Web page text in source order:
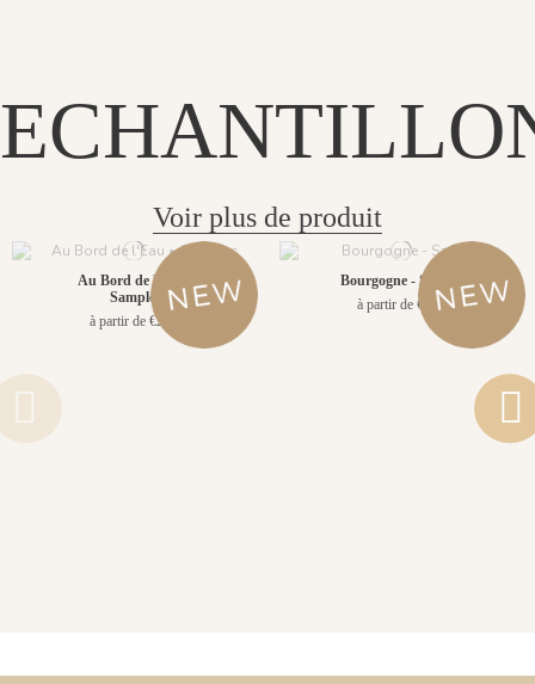
Voir plus de produit
Au Bord de l'Eau •
Samples
à partir de €2.90
Bourgogne - Sample
à partir de €2.90